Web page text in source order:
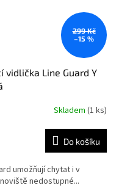
299 Kč
–15 %
vidlička Line Guard Y
Skladem (1 ks)
Do košíku
umožňují chytat i v
nedostupné...